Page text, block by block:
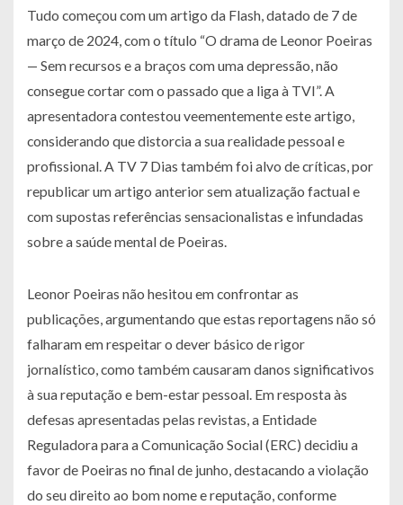
Tudo começou com um artigo da Flash, datado de 7 de
março de 2024, com o título “O drama de Leonor Poeiras
— Sem recursos e a braços com uma depressão, não
consegue cortar com o passado que a liga à TVI”. A
apresentadora contestou veementemente este artigo,
considerando que distorcia a sua realidade pessoal e
profissional. A TV 7 Dias também foi alvo de críticas, por
republicar um artigo anterior sem atualização factual e
com supostas referências sensacionalistas e infundadas
sobre a saúde mental de Poeiras.
Leonor Poeiras não hesitou em confrontar as
publicações, argumentando que estas reportagens não só
falharam em respeitar o dever básico de rigor
jornalístico, como também causaram danos significativos
à sua reputação e bem-estar pessoal. Em resposta às
defesas apresentadas pelas revistas, a Entidade
Reguladora para a Comunicação Social (ERC) decidiu a
favor de Poeiras no final de junho, destacando a violação
do seu direito ao bom nome e reputação, conforme